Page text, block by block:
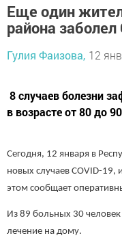
Еще один
района
Гулия Фаизова, 12
8 случаев болезни
в возрасте от 80 до
Сегодня, 12 января в
новых случаев COVID-19,
этом сообщает
Из 89 больных 30
лечение на дому.